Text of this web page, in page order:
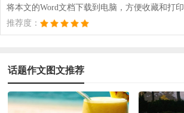
将本文的Word文档下载到电脑，方便收藏和打印
推荐度：
话题作文图文推荐